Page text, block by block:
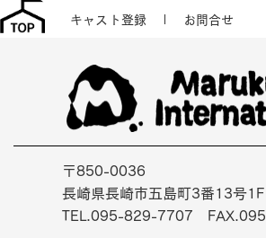
キャスト登録 お問合せ
〒850-0036
長崎県長崎市五島町3番13号1F
TEL.095-829-7707